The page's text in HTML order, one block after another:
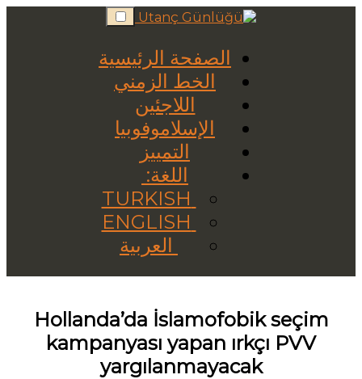
Skip
to
الصفحة الرئيسية
الخط الزمني
اللاجئين
الإسلاموفوبيا
التمييز
اللغة:
العربية
Hollanda’da İslamofobik seçim
kampanyası yapan ırkçı PVV
yargılanmayacak